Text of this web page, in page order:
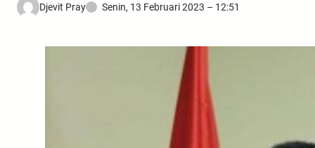
Djevit Pray Senin, 13 Februari 2023 – 12:51